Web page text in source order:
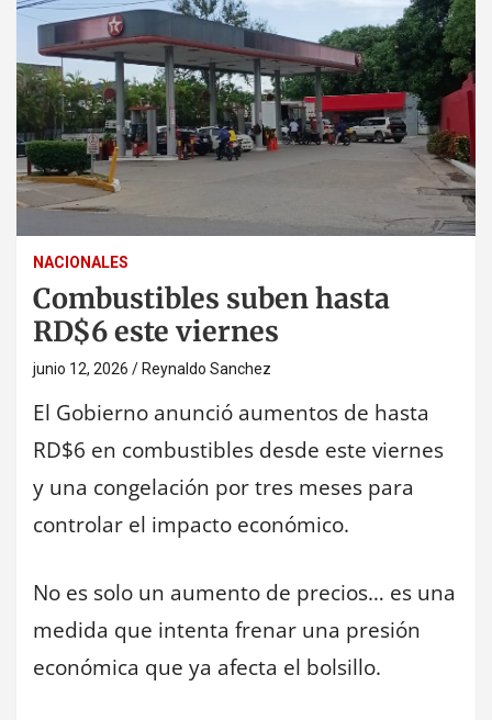
NACIONALES
Combustibles suben hasta
RD$6 este viernes
junio 12, 2026 Reynaldo Sanchez
El Gobierno anunció aumentos de hasta
RD$6 en combustibles desde este viernes
y una congelación por tres meses para
controlar el impacto económico.
No es solo un aumento de precios… es una
medida que intenta frenar una presión
económica que ya afecta el bolsillo.